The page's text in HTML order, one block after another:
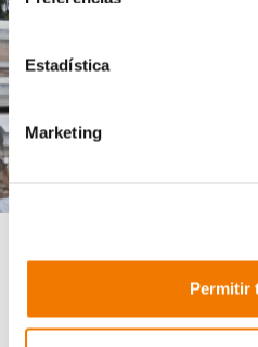
Estadística
Marketing
Permitir
Ihre Ausrüstung das tut, was sie tun